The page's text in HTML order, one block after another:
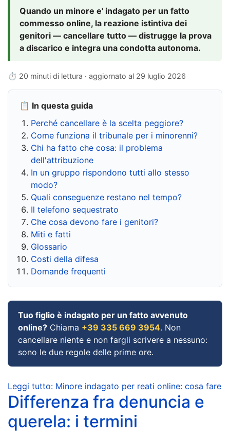
Quando un minore e' indagato per un fatto
commesso online, la reazione istintiva dei
genitori — cancellare tutto — distrugge la prova
a discarico e integra una condotta autonoma.
⏱ 20 minuti di lettura · aggiornato al 29 luglio 2026
📋 In questa guida
Perché cancellare è la scelta peggiore?
Come funziona il tribunale per i minorenni?
Chi ha fatto che cosa: il problema
dell'attribuzione
In un gruppo rispondono tutti allo stesso
modo?
Quali conseguenze restano nel tempo?
Il telefono sequestrato
Che cosa devono fare i genitori?
Miti e fatti
Glossario
Costi della difesa
Domande frequenti
Tuo figlio è indagato per un fatto avvenuto
online? Chiama +39 335 669 3954. Non
cancellare niente e non fargli scrivere a nessuno:
sono le due regole delle prime ore.
Leggi tutto: Minore indagato per reati online: cosa fare
Differenza fra denuncia e
querela: i termini